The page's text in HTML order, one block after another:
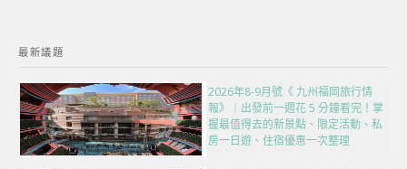
最新議題
2026年8-9月號《 九州福岡旅行情
報》｜出發前一週花 5 分鐘看完！掌
握最值得去的新景點、限定活動、私
房一日遊、住宿優惠一次整理